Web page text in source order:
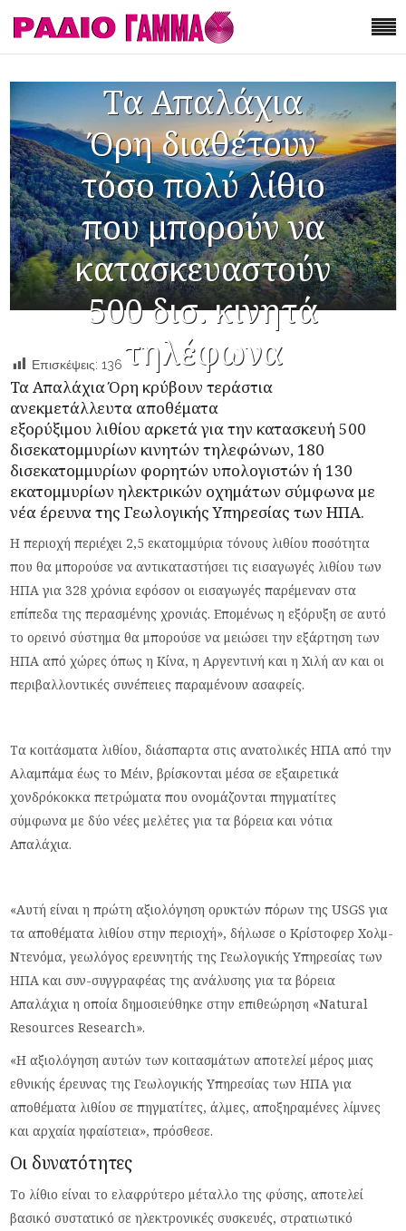
Τα Απαλάχια
Όρη διαθέτουν
τόσο πολύ λίθιο
που μπορούν να
κατασκευαστούν
500 δισ. κινητά
τηλέφωνα
Επισκέψεις: 136
Τα Απαλάχια Όρη κρύβουν τεράστια
ανεκμετάλλευτα αποθέματα
εξορύξιμου λιθίου αρκετά για την κατασκευή 500
δισεκατομμυρίων κινητών τηλεφώνων, 180
δισεκατομμυρίων φορητών υπολογιστών ή 130
εκατομμυρίων ηλεκτρικών οχημάτων σύμφωνα με
νέα έρευνατης Γεωλογικής Υπηρεσίας των ΗΠΑ.
Η περιοχή περιέχει 2,5 εκατομμύρια τόνους λιθίου ποσότητα
που θα μπορούσε να αντικαταστήσει τις εισαγωγές λιθίου των
ΗΠΑ για 328 χρόνια εφόσον οι εισαγωγές παρέμεναν στα
επίπεδα της περασμένης χρονιάς. Επομένως η εξόρυξη σε αυτό
το ορεινό σύστημα θα μπορούσε να μειώσει την εξάρτηση των
ΗΠΑ από χώρες όπως η Κίνα, η Αργεντινή και η Χιλή αν και οι
περιβαλλοντικές συνέπειες παραμένουν ασαφείς.
Τα κοιτάσματα λιθίου, διάσπαρτα στις ανατολικές ΗΠΑ από την
Αλαμπάμα έως το Μέιν, βρίσκονται μέσα σε εξαιρετικά
χονδρόκοκκα πετρώματα που ονομάζονται πηγματίτες
σύμφωνα με δύο νέες μελέτες για τα βόρεια και νότια
Απαλάχια.
«Αυτή είναι η πρώτη αξιολόγηση ορυκτών πόρων της USGS για
τα αποθέματα λιθίου στην περιοχή», δήλωσε ο Κρίστοφερ Χολμ-
Ντενόμα, γεωλόγος ερευνητής της Γεωλογικής Υπηρεσίας των
ΗΠΑ και συν-συγγραφέας της ανάλυσης για τα βόρεια
Απαλάχια η οποία δημοσιεύθηκε στην επιθεώρηση «Natural
Resources Research».
«Η αξιολόγηση αυτών των κοιτασμάτων αποτελεί μέρος μιας
εθνικής έρευνας της Γεωλογικής Υπηρεσίας των ΗΠΑ για
αποθέματα λιθίου σε πηγματίτες, άλμες, αποξηραμένες λίμνες
και αρχαία ηφαίστεια», πρόσθεσε.
Οι δυνατότητες
Το λίθιο είναι το ελαφρύτερο μέταλλο της φύσης, αποτελεί
βασικό συστατικό σε ηλεκτρονικές συσκευές, στρατιωτικό